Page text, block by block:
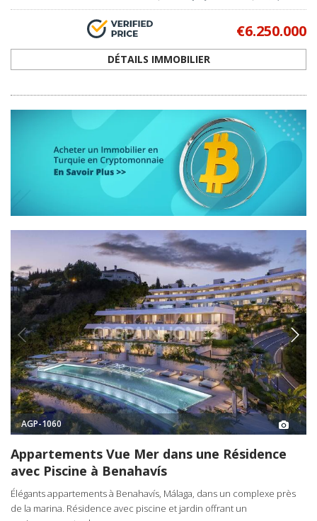
€6.250.000
DÉTAILS IMMOBILIER
AGP-1060
Appartements Vue Mer dans une Résidence
avec Piscine à Benahavís
Élégants appartements à Benahavís, Málaga, dans un complexe près
de la marina. Résidence avec piscine et jardin offrant un